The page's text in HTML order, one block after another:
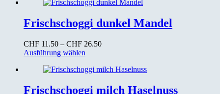
Frischschoggi dunkel Mandel
CHF 11.50 – CHF 26.50Preisspanne:
CHF 26.50
Ausführung wählen
weist
Varianten
Frischschoggi milch Haselnuss